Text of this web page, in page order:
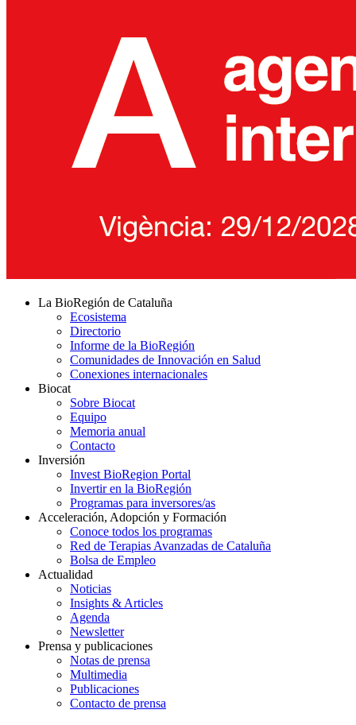
La BioRegión de Cataluña
Ecosistema
Directorio
Informe de la BioRegión
Comunidades de Innovación en Salud
Conexiones internacionales
Biocat
Sobre Biocat
Equipo
Memoria anual
Contacto
Inversión
Invest BioRegion Portal
Invertir en la BioRegión
Programas para inversores/as
Acceleración, Adopción y Formación
Conoce todos los programas
Red de Terapias Avanzadas de Cataluña
Bolsa de Empleo
Actualidad
Noticias
Insights & Articles
Agenda
Newsletter
Prensa y publicaciones
Notas de prensa
Multimedia
Publicaciones
Contacto de prensa